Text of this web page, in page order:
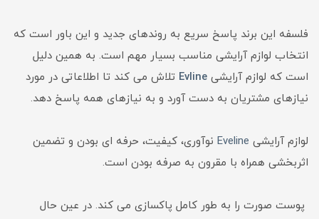
فلسفه این برند پاسخ سریع به روندهای جدید و این باور است که
انتخاب لوازم آرایشی مناسب بسیار مهم است. به همین دلیل
است که لوازم آرایشی Evline تلاش می کند تا اطلاعاتی در مورد
نیازهای مشتریان به دست آورد و به نیازهای همه پاسخ دهد.
لوازم آرایشی Eveline نوآوری، کیفیت، حرفه ای بودن و تضمین
اثربخشی همراه با مقرون به صرفه بودن است.
پوست صورت را به طور کامل پاکسازی می کند. در عین حال